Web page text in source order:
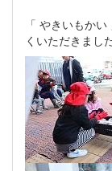
「 やきいもか
くいただきまし